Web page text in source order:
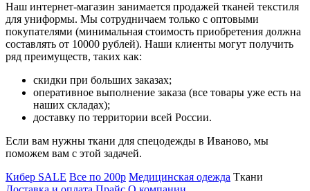
Наш интернет-магазин занимается продажей тканей текстиля
для униформы. Мы сотрудничаем только с оптовыми
покупателями (минимальная стоимость приобретения должна
составлять от 10000 рублей). Наши клиенты могут получить
ряд преимуществ, таких как:
скидки при больших заказах;
оперативное выполнение заказа (все товары уже есть на
наших складах);
доставку по территории всей России.
Если вам нужны ткани для спецодежды в Иваново, мы
поможем вам с этой задачей.
Кибер SALE Все по 200р Медицинская одежда Ткани